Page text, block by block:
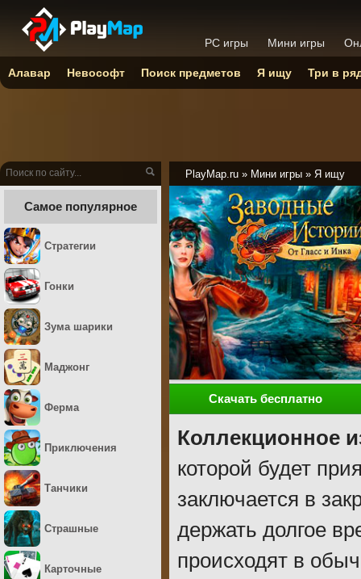
PlayMap.ru » Мини игры » Я ищу
Скачать бесплатно
Коллекционное
которой будет
заключается в
держать долгое
происходят в
Самое популярное
Стратегии
Гонки
Зума шарики
Маджонг
Ферма
Приключения
Танчики
Страшные
Карточные
PC игры Мини игры
Алавар Невософт Поиск предметов Я ищу Три в